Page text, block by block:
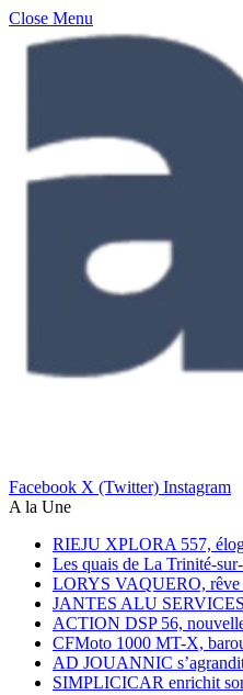
Close Menu
Facebook X (Twitter) Instagram
A la Une
RIEJU XPLORA 557,
Les quais de La Trinité-
LORYS VAQUERO, rêve
JANTES ALU
ACTION DSP 56,
CFMoto 1000 MT-X,
AD JOUANNIC
SIMPLICICAR enrichit